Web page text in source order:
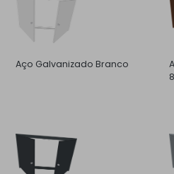
Aço Galvanizado Branco